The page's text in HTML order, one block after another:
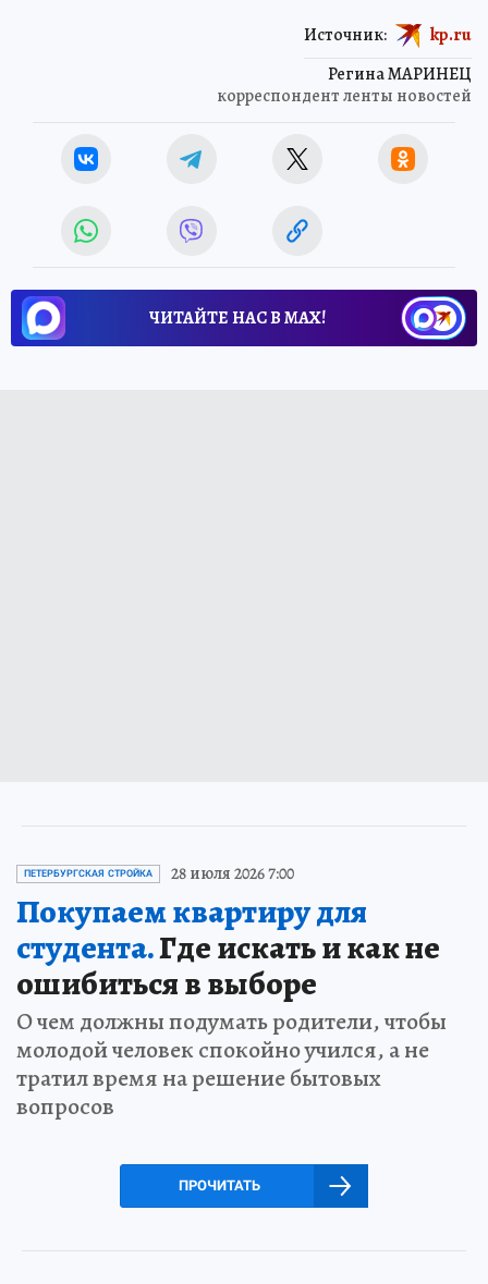
Регина МАРИНЕЦ
корреспондент ленты новостей
Источник: kp.ru
ЧИТАЙТЕ НАС В МАХ!
ПЕТЕРБУРГСКАЯ СТРОЙКА 28 июля 2026 7:00
Покупаем квартиру для
студента.Где искать и как не
ошибиться в выборе
О чем должны подумать родители, чтобы
молодой человек спокойно учился, а не
тратил время на решение бытовых
вопросов
ПРОЧИТАТЬ